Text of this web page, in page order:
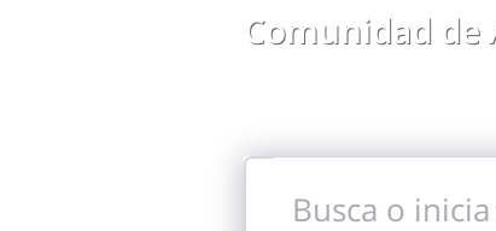
Comunidad de
Busca